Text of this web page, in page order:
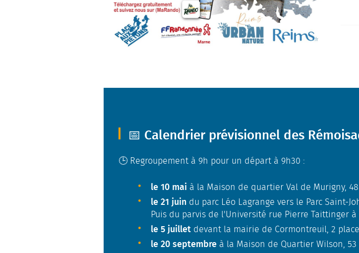
📅 Calendrier prévisionnel des
🕒 Regroupement à 9h pour un départ à 9h30 :
le 10 mai à la Maison de quartier Val de Murigny,
le 21 juin du parc Léo Lagrange vers le Parc Saint-
Puis du parvis de l'Université rue Pierre Taittinger à
le 5 juillet devant la mairie de Cormontreuil, 2
le 20 septembre à la Maison de Quartier Wilson,